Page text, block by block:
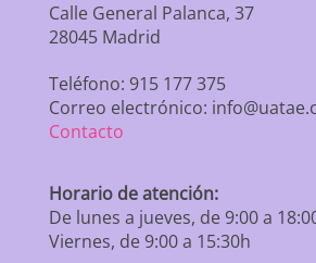
Calle General Palanca, 37
28045 Madrid
Teléfono: 915 177 375
Correo electrónico:
Contacto
Horario de atención:
De lunes a jueves, de 9:00 a
Viernes, de 9:00 a 15:30h